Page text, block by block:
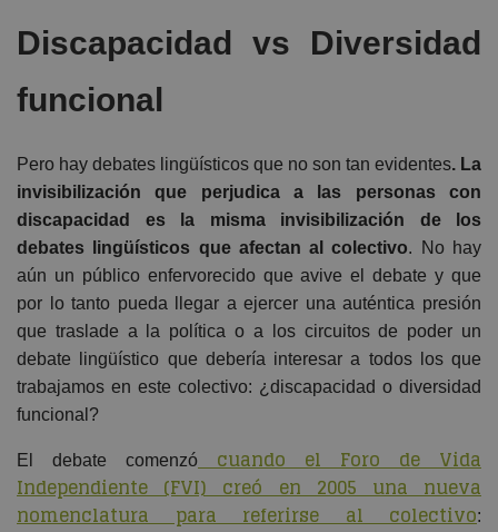
Discapacidad vs Diversidad
funcional
Pero hay debates lingüísticos que no son tan evidentes. La
invisibilización que perjudica a las personas con
discapacidad es la misma invisibilización de los
debates lingüísticos que afectan al colectivo. No hay
aún un público enfervorecido que avive el debate y que
por lo tanto pueda llegar a ejercer una auténtica presión
que traslade a la política o a los circuitos de poder un
debate lingüístico que debería interesar a todos los que
trabajamos en este colectivo: ¿discapacidad o diversidad
funcional?
El debate comenzócuando el Foro de Vida
Independiente (FVI) creó en 2005 una nueva
nomenclatura para referirse al colectivo: